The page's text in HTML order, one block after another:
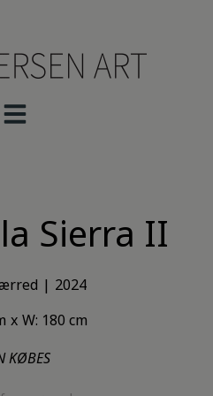
Sierra II
2024
W: 180 cm
KØBES